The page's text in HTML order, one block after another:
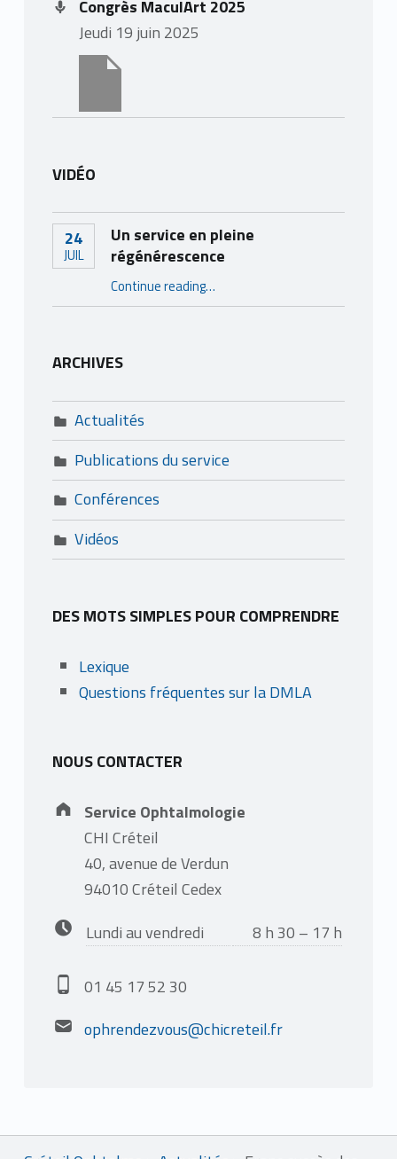
Congrès MaculArt 2025
jeudi 19 juin 2025
VIDÉO
24
JUIL
Un service en pleine
régénérescence
Continue reading“Un service en pleine régénérescence”
…
ARCHIVES
Actualités
Publications du service
Conférences
Vidéos
DES MOTS SIMPLES POUR COMPRENDRE
Lexique
Questions fréquentes sur la DMLA
NOUS CONTACTER
Address:
Service Ophtalmologie
CHI Créteil
40, avenue de Verdun
94010 Créteil Cedex
Business hours:
Lundi au vendredi 8 h 30 – 17 h
Phone number:
01 45 17 52 30
Email address:
ophrendezvous@chicreteil.fr